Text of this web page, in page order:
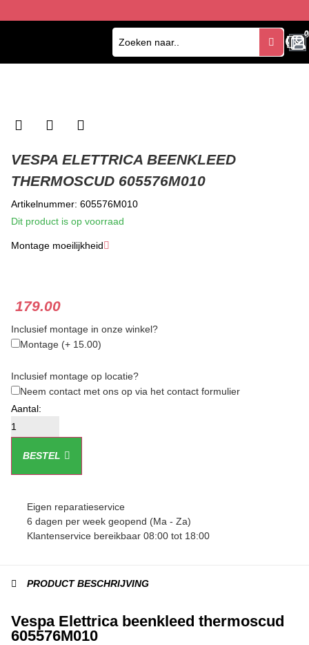
0
0
VESPA ELETTRICA BEENKLEED
THERMOSCUD 605576M010
Artikelnummer: 605576M010
Dit product is op voorraad
Montage moeilijkheid
★ ★
179.00
Inclusief montage in onze winkel?
Montage (+ 15.00)
Inclusief montage op locatie?
Neem contact met ons op via het contact formulier
BESTEL
Eigen reparatieservice
6 dagen per week geopend (Ma - Za)
Klantenservice bereikbaar 08:00 tot 18:00
PRODUCT BESCHRIJVING
Vespa Elettrica beenkleed thermoscud
605576M010